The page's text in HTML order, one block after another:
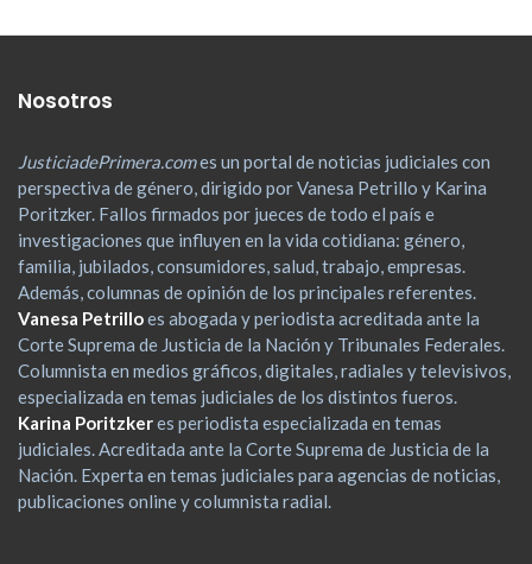
Nosotros
JusticiadePrimera.comes un portal de noticias judiciales con
perspectiva de género, dirigido por Vanesa Petrillo y Karina
Poritzker. Fallos firmados por jueces de todo el país e
investigaciones que influyen en la vida cotidiana: género,
familia, jubilados, consumidores, salud, trabajo, empresas.
Además, columnas de opinión de los principales referentes.
Vanesa Petrilloes abogada y periodista acreditada ante la
Corte Suprema de Justicia de la Nación y Tribunales Federales.
Columnista en medios gráficos, digitales, radiales y televisivos,
especializada en temas judiciales de los distintos fueros.
Karina Poritzkeres periodista especializada en temas
judiciales. Acreditada ante la Corte Suprema de Justicia de la
Nación. Experta en temas judiciales para agencias de noticias,
publicaciones online y columnista radial.